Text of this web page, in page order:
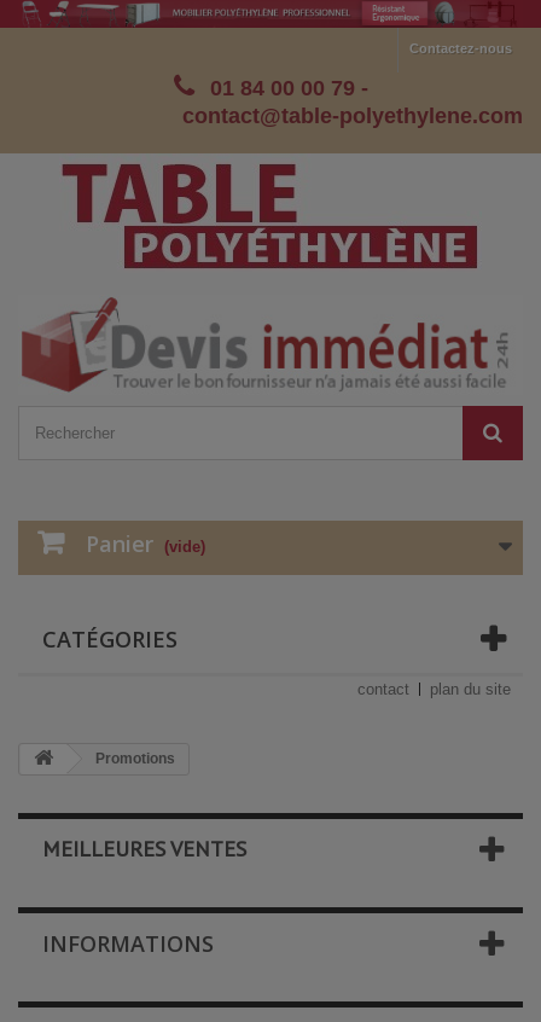
Contactez-nous
01 84 00 00 79 -
contact@table-polyethylene.com
Panier (vide)
CATÉGORIES
contact plan du site
Promotions
MEILLEURES VENTES
INFORMATIONS